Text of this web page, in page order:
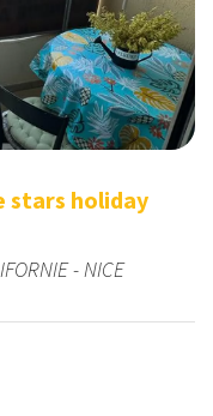
stars holiday
- NICE